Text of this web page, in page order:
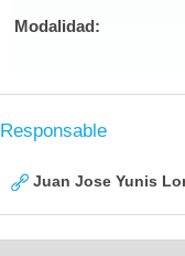
Modalidad:
Responsable
Juan Jose Yunis